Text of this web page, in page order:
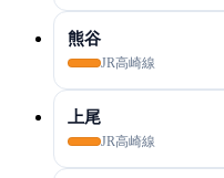
熊谷
JR高崎線
上尾
JR高崎線